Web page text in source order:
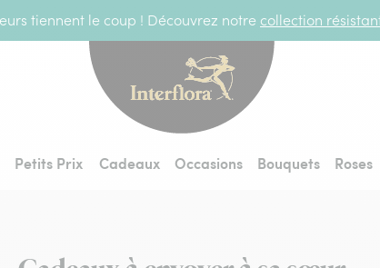
tiennent le coup ! Découvrez notre collection
Petits Prix Cadeaux Occasions Bouquets Roses